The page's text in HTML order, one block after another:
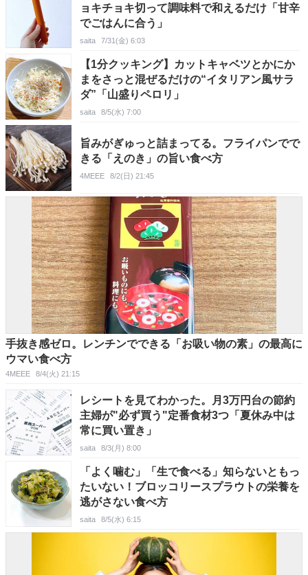
ョキチョキ切って調味料で和えるだけ「甘辛
でごはんに合う」
saita 7/31(金) 6:03
【1分クッキング】カットキャベツとかにか
まをさっと混ぜるだけの“イタリアン風サラ
ダ”「山盛りペロリ」
saita 8/5(水) 7:00
旨みがぎゅっと詰まってる。フライパンでで
きる「えのき」の旨い食べ方
4MEEE 8/2(日) 21:45
手抜き感ゼロ。レンチンでできる「お吸い物の素」の最高に
ウマい食べ方
4MEEE 8/4(火) 21:15
レシートを見てわかった。月3万円台の節約
主婦が"必ず買う"定番食材3つ「夏休み中は
常に買い置き」
saita 8/3(月) 8:00
「よく噛む」「生で食べる」知らないともっ
たいない！ブロッコリースプラウトの栄養を
逃がさない食べ方
saita 8/5(水) 6:15